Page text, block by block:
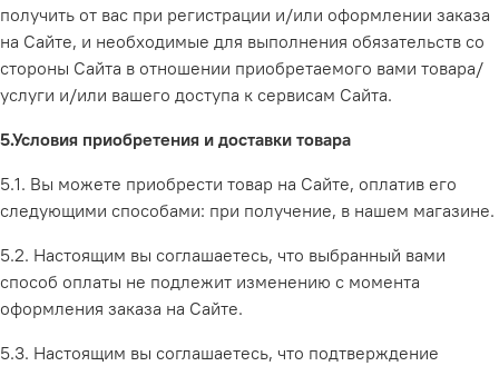
получить от вас при регистрации и/или оформлении заказа
на Сайте, и необходимые для выполнения обязательств со
стороны Сайта в отношении приобретаемого вами товара/
услуги и/или вашего доступа к сервисам Сайта.
5.Условия приобретения и доставки товара
5.1. Вы можете приобрести товар на Сайте, оплатив его
следующими способами: при получение, в нашем магазине.
5.2. Настоящим вы соглашаетесь, что выбранный вами
способ оплаты не подлежит изменению с момента
оформления заказа на Сайте.
5.3. Настоящим вы соглашаетесь, что подтверждение